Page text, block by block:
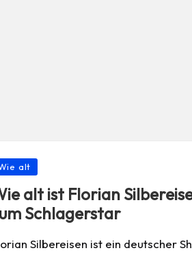
alt
alt ist Florian
Schlagerstar
Silbereisen ist ein deutscher